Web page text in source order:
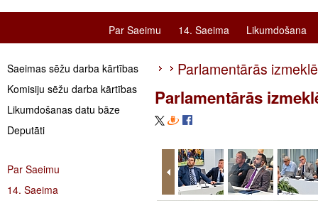
Par Saeimu 14. Saeima Likumdošana
Saeimas sēžu darba kārtības
Komisiju sēžu darba kārtības
Likumdošanas datu bāze
Deputāti
Par Saeimu
14. Saeima
Parlamentārās
Parlamentārās